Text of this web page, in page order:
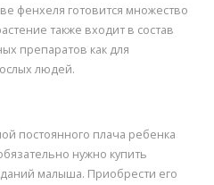
фенхеля готовится множество
также входит в состав
препаратов как для
людей.
постоянного плача ребенка
нужно купить
малыша. Приобрести его